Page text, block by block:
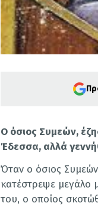
Ο όσιος Συμεών,
Έδεσσα, αλλά
Όταν ο όσιος
κατέστρεψε μεγάλο
του, ο οποίος